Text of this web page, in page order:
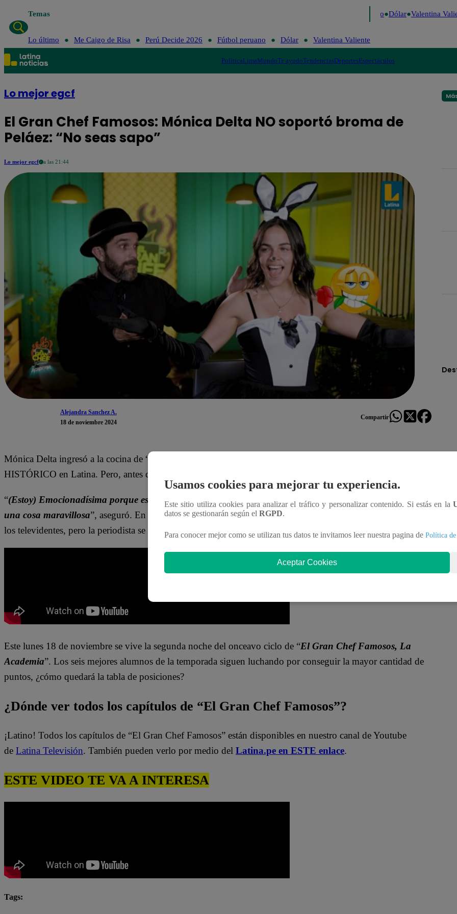
Temas Dólar Valentina
Lo último Me Caigo de Risa Perú Decide 2026 Fútbol peruano Dólar Valentina Valiente
PolíticaLimaMundoTe ayudoTendenciasDeportesEspectáculos
Lo mejor egcf
El Gran Chef Famosos: Mónica Delta NO soportó broma de
Peláez: “No seas sapo”
Lo mejor egcf a las 21:44
Alejandra Sanchez A.
18 de noviembre 2024
Compartir
Mónica Delta ingresó a la cocina de “
HISTÓRICO en Latina. Pero, antes de eso, dejó en incertidumbre a Peláez sobre los detalles de este suceso.
“(Estoy) Emocionadísima porque es (Latina) algo que hacemos en equipo. Es una transformación, es
una cosa maravillosa”, aseguró. En ese momento, Peláez le pidió una pista antes de presentar la noticia ante
los televidentes, pero la periodista se negó.
“No seas sapo, pues” , agregó entre risas.
Este lunes 18 de noviembre se vive la segunda noche del onceavo ciclo de “El Gran Chef Famosos, La
Academia”. Los seis mejores alumnos de la temporada siguen luchando por conseguir la mayor cantidad de
puntos, ¿cómo quedará la tabla de posiciones?
¿Dónde ver todos los capítulos de “El Gran Chef Famosos”?
¡Latino! Todos los capítulos de “El Gran Chef Famosos” están disponibles en nuestro canal de Youtube
de Latina Televisión. También pueden verlo por medio del Latina.pe en ESTE enlace.
ESTE VIDEO TE VA A INTERESA
Tags:
Usamos cookies para mejorar tu experiencia.
Este sitio utiliza cookies para analizar el tráfico y personalizar contenido. Si estás en la
datos se gestionarán según el RGPD.
Para conocer mejor como se utilizan tus datos te invitamos leer nuestra pagina de Política
Aceptar Cookies